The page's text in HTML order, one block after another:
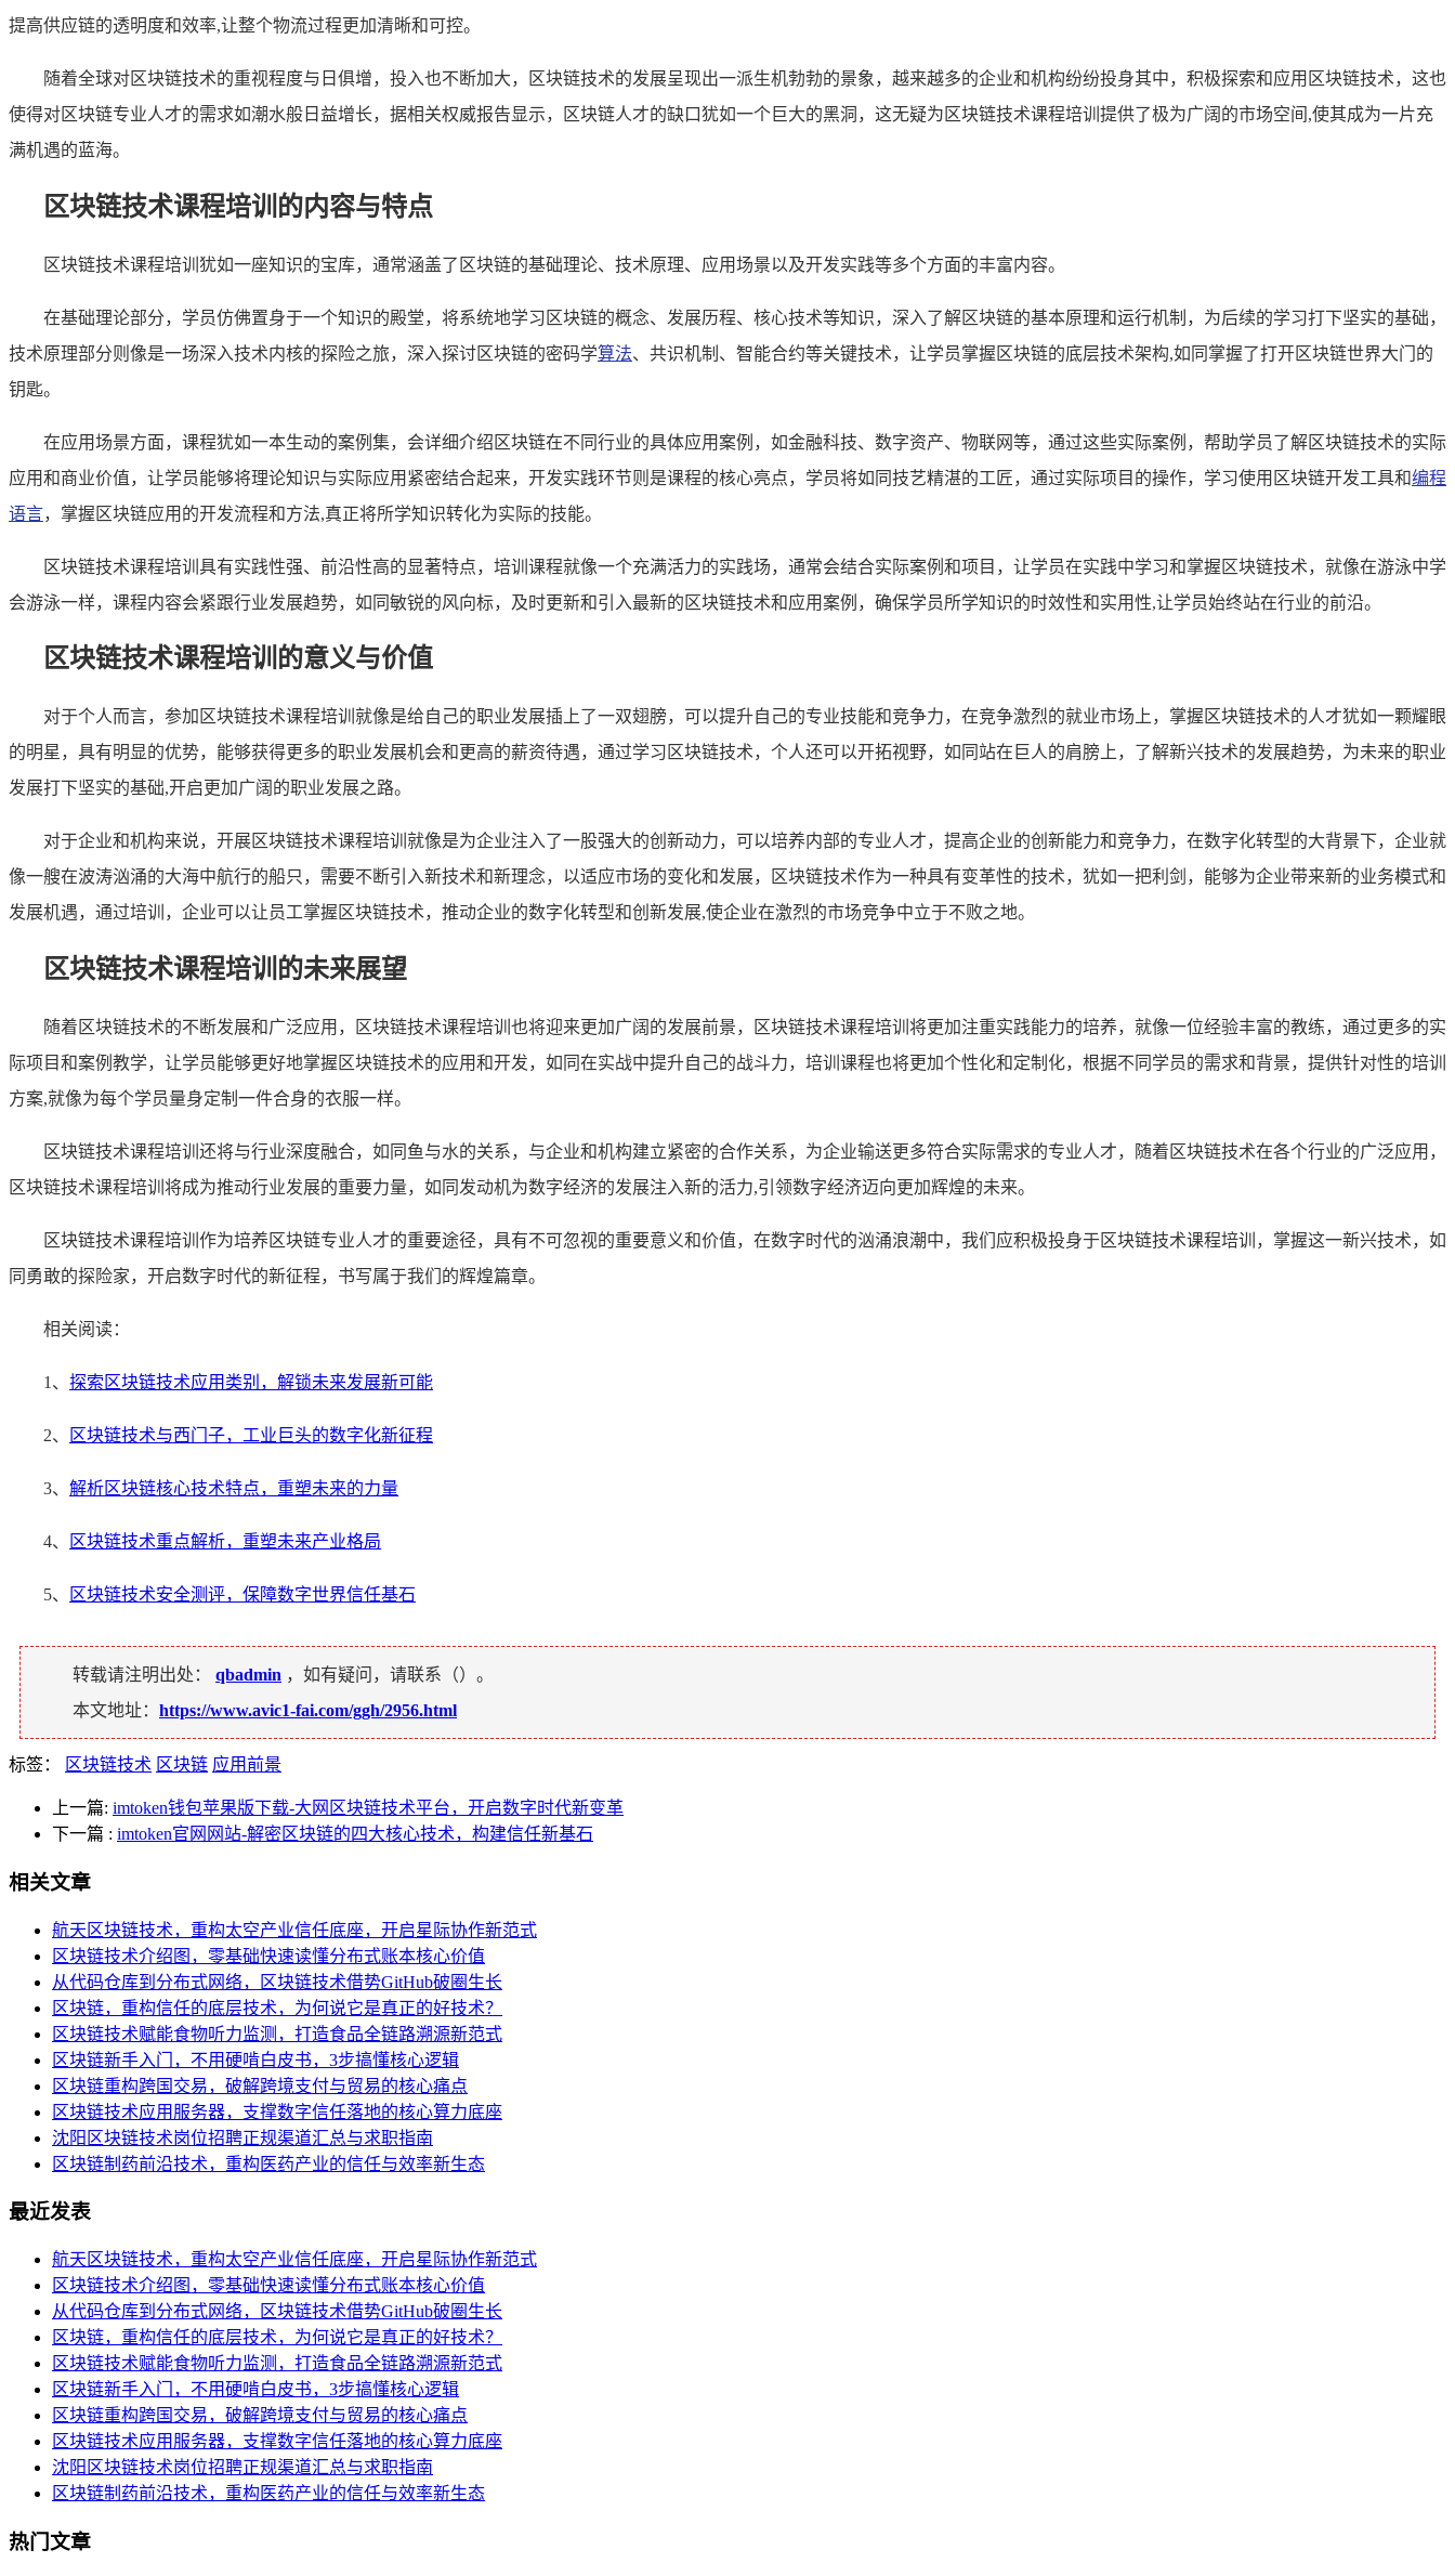
提高供应链的透明度和效率,让整个物流过程更加清晰和可控。
随着全球对区块链技术的重视程度与日俱增，投入也不断加大，区块链技术的发展呈现出一派生机勃勃的景象，越来越多的企业和机构纷纷投身其中，积极探索和应用区块链技术，这也
使得对区块链专业人才的需求如潮水般日益增长，据相关权威报告显示，区块链人才的缺口犹如一个巨大的黑洞，这无疑为区块链技术课程培训提供了极为广阔的市场空间,使其成为一片充
满机遇的蓝海。
区块链技术课程培训的内容与特点
区块链技术课程培训犹如一座知识的宝库，通常涵盖了区块链的基础理论、技术原理、应用场景以及开发实践等多个方面的丰富内容。
在基础理论部分，学员仿佛置身于一个知识的殿堂，将系统地学习区块链的概念、发展历程、核心技术等知识，深入了解区块链的基本原理和运行机制，为后续的学习打下坚实的基础，
技术原理部分则像是一场深入技术内核的探险之旅，深入探讨区块链的密码学算法、共识机制、智能合约等关键技术，让学员掌握区块链的底层技术架构,如同掌握了打开区块链世界大门的
钥匙。
在应用场景方面，课程犹如一本生动的案例集，会详细介绍区块链在不同行业的具体应用案例，如金融科技、数字资产、物联网等，通过这些实际案例，帮助学员了解区块链技术的实际
应用和商业价值，让学员能够将理论知识与实际应用紧密结合起来，开发实践环节则是课程的核心亮点，学员将如同技艺精湛的工匠，通过实际项目的操作，学习使用区块链开发工具和编程
语言，掌握区块链应用的开发流程和方法,真正将所学知识转化为实际的技能。
区块链技术课程培训具有实践性强、前沿性高的显著特点，培训课程就像一个充满活力的实践场，通常会结合实际案例和项目，让学员在实践中学习和掌握区块链技术，就像在游泳中学
会游泳一样，课程内容会紧跟行业发展趋势，如同敏锐的风向标，及时更新和引入最新的区块链技术和应用案例，确保学员所学知识的时效性和实用性,让学员始终站在行业的前沿。
区块链技术课程培训的意义与价值
对于个人而言，参加区块链技术课程培训就像是给自己的职业发展插上了一双翅膀，可以提升自己的专业技能和竞争力，在竞争激烈的就业市场上，掌握区块链技术的人才犹如一颗耀眼
的明星，具有明显的优势，能够获得更多的职业发展机会和更高的薪资待遇，通过学习区块链技术，个人还可以开拓视野，如同站在巨人的肩膀上，了解新兴技术的发展趋势，为未来的职业
发展打下坚实的基础,开启更加广阔的职业发展之路。
对于企业和机构来说，开展区块链技术课程培训就像是为企业注入了一股强大的创新动力，可以培养内部的专业人才，提高企业的创新能力和竞争力，在数字化转型的大背景下，企业就
像一艘在波涛汹涌的大海中航行的船只，需要不断引入新技术和新理念，以适应市场的变化和发展，区块链技术作为一种具有变革性的技术，犹如一把利剑，能够为企业带来新的业务模式和
发展机遇，通过培训，企业可以让员工掌握区块链技术，推动企业的数字化转型和创新发展,使企业在激烈的市场竞争中立于不败之地。
区块链技术课程培训的未来展望
随着区块链技术的不断发展和广泛应用，区块链技术课程培训也将迎来更加广阔的发展前景，区块链技术课程培训将更加注重实践能力的培养，就像一位经验丰富的教练，通过更多的实
际项目和案例教学，让学员能够更好地掌握区块链技术的应用和开发，如同在实战中提升自己的战斗力，培训课程也将更加个性化和定制化，根据不同学员的需求和背景，提供针对性的培训
方案,就像为每个学员量身定制一件合身的衣服一样。
区块链技术课程培训还将与行业深度融合，如同鱼与水的关系，与企业和机构建立紧密的合作关系，为企业输送更多符合实际需求的专业人才，随着区块链技术在各个行业的广泛应用，
区块链技术课程培训将成为推动行业发展的重要力量，如同发动机为数字经济的发展注入新的活力,引领数字经济迈向更加辉煌的未来。
区块链技术课程培训作为培养区块链专业人才的重要途径，具有不可忽视的重要意义和价值，在数字时代的汹涌浪潮中，我们应积极投身于区块链技术课程培训，掌握这一新兴技术，如
同勇敢的探险家，开启数字时代的新征程，书写属于我们的辉煌篇章。
相关阅读：
1、 探索区块链技术应用类别，解锁未来发展新可能
2、 区块链技术与西门子，工业巨头的数字化新征程
3、 解析区块链核心技术特点，重塑未来的力量
4、 区块链技术重点解析，重塑未来产业格局
5、 区块链技术安全测评，保障数字世界信任基石
转载请注明出处： qbadmin ，如有疑问，请联系（）。
本文地址： https://www.avic1-fai.com/ggh/2956.html
标签： 区块链技术 区块链 应用前景
上一篇: imtoken钱包苹果版下载-大网区块链技术平台，开启数字时代新变革
下一篇 : imtoken官网网站-解密区块链的四大核心技术，构建信任新基石
相关文章
航天区块链技术，重构太空产业信任底座，开启星际协作新范式
区块链技术介绍图，零基础快速读懂分布式账本核心价值
从代码仓库到分布式网络，区块链技术借势GitHub破圈生长
区块链，重构信任的底层技术，为何说它是真正的好技术？
区块链技术赋能食物听力监测，打造食品全链路溯源新范式
区块链新手入门，不用硬啃白皮书，3步搞懂核心逻辑
区块链重构跨国交易，破解跨境支付与贸易的核心痛点
区块链技术应用服务器，支撑数字信任落地的核心算力底座
沈阳区块链技术岗位招聘正规渠道汇总与求职指南
区块链制药前沿技术，重构医药产业的信任与效率新生态
最近发表
航天区块链技术，重构太空产业信任底座，开启星际协作新范式
区块链技术介绍图，零基础快速读懂分布式账本核心价值
从代码仓库到分布式网络，区块链技术借势GitHub破圈生长
区块链，重构信任的底层技术，为何说它是真正的好技术？
区块链技术赋能食物听力监测，打造食品全链路溯源新范式
区块链新手入门，不用硬啃白皮书，3步搞懂核心逻辑
区块链重构跨国交易，破解跨境支付与贸易的核心痛点
区块链技术应用服务器，支撑数字信任落地的核心算力底座
沈阳区块链技术岗位招聘正规渠道汇总与求职指南
区块链制药前沿技术，重构医药产业的信任与效率新生态
热门文章